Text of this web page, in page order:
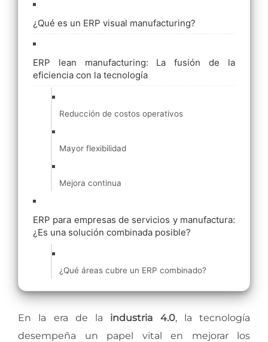
¿Qué es un ERP visual manufacturing?
ERP lean manufacturing: La fusión de la
eficiencia con la tecnología
Reducción de costos operativos
Mayor flexibilidad
Mejora continua
ERP para empresas de servicios y manufactura:
¿Es una solución combinada posible?
¿Qué áreas cubre un ERP combinado?
En la era de la industria 4.0, la tecnología
desempeña un papel vital en mejorar los